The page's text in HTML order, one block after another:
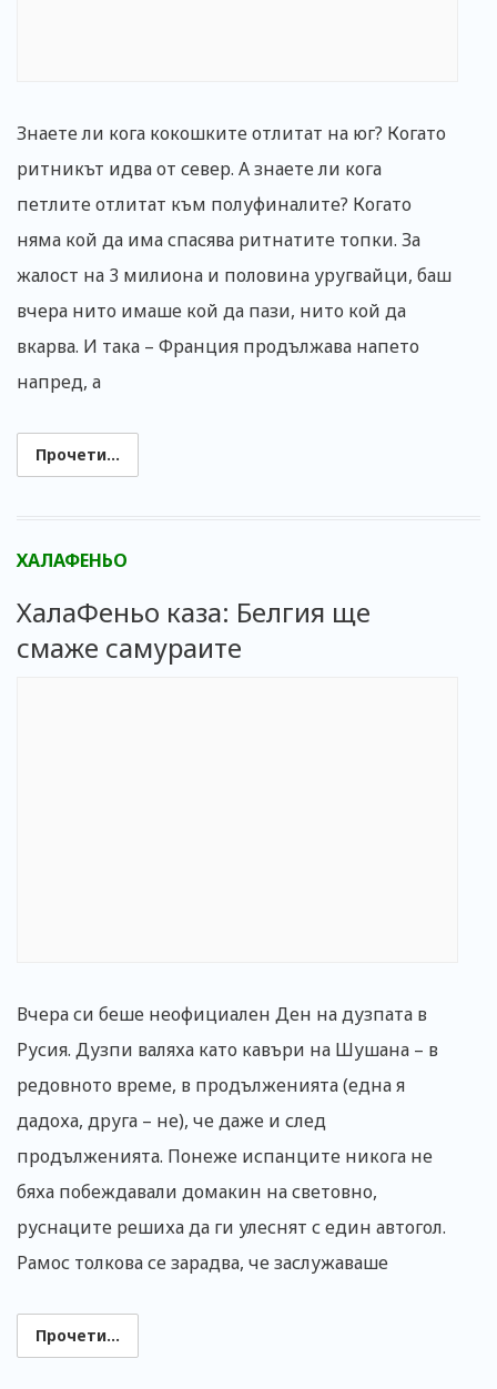
Знаете ли кога кокошките отлитат на юг? Когато
ритникът идва от север. А знаете ли кога
петлите отлитат към полуфиналите? Когато
няма кой да има спасява ритнатите топки. За
жалост на 3 милиона и половина уругвайци, баш
вчера нито имаше кой да пази, нито кой да
вкарва. И така – Франция продължава напето
напред, а
Прочети...
ХАЛАФЕНЬО
ХалаФеньо каза: Белгия ще
смаже самураите
Вчера си беше неофициален Ден на дузпата в
Русия. Дузпи валяха като кавъри на Шушана – в
редовното време, в продълженията (една я
дадоха, друга – не), че даже и след
продълженията. Понеже испанците никога не
бяха побеждавали домакин на световно,
руснаците решиха да ги улеснят с един автогол.
Рамос толкова се зарадва, че заслужаваше
Прочети...